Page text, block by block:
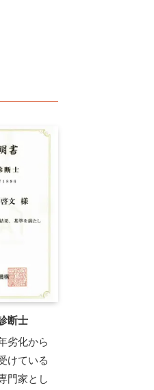
断士
劣化から
けている
門家とし